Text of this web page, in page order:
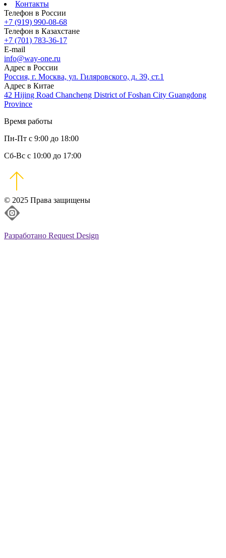
Контакты
Телефон в России
+7 (919) 990-08-68
Телефон в Казахстане
+7 (701) 783-36-17
E-mail
info@way-one.ru
Адрес в России
Россия, г. Москва, ул. Гиляровского, д. 39, ст.1
Адрес в Китае
42 Hijing Road Chancheng District of Foshan City Guangdong
Province
Время работы
Пн-Пт с 9:00 до 18:00
Сб-Вс с 10:00 до 17:00
© 2025 Права защищены
Разработано Request Design